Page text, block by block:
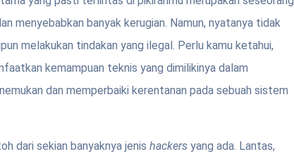
menyebabkan banyak kerugian. Namun, nyatanya tidak
melakukan tindakan yang ilegal. Perlu kamu ketahui,
kemampuan teknis yang dimilikinya dalam
dan memperbaiki kerentanan pada sebuah sistem
dari sekian banyaknya jenis hackers yang ada. Lantas,